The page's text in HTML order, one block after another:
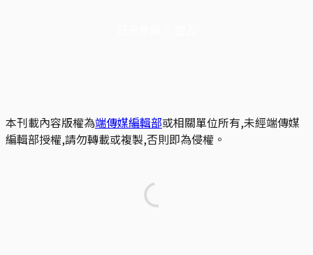
本刊載內容版權為端傳媒編輯部或相關單位所有,未經端傳媒
編輯部授權,請勿轉載或複製,否則即為侵權。